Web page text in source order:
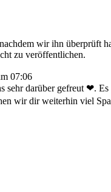
wir ihn überprüft
zu veröffentlichen.
07:06
darüber gefreut ❤.
wir dir weiterhin viel